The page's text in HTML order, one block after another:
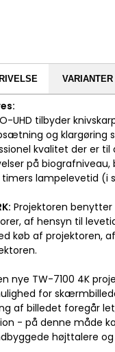
VARIANTER
UHD tilbyder
og klargøring
kvalitet der er
på
timers lampelevetid
Projektoren benytter
af hensyn til
køb af projektoren,
nye TW-7100 4K
for
af billedet foregår
- på denne måde
højttalere